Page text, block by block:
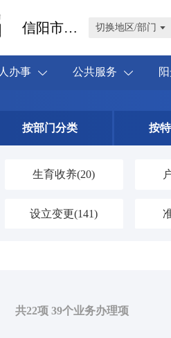
信阳市新县 切换地区/部门
办事 公共服务
按部门分类 按
生育收养(20)
设立变更(141)
共22项 39个业务办理项